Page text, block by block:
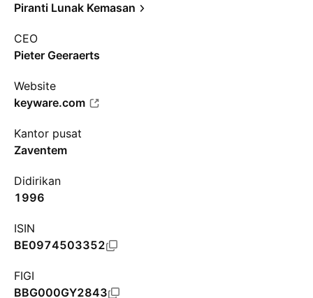
Piranti Lunak Kemasan
CEO
Pieter Geeraerts
Website
keyware.com
Kantor pusat
Zaventem
Didirikan
1996
ISIN
BE0974503352
FIGI
BBG000GY2843